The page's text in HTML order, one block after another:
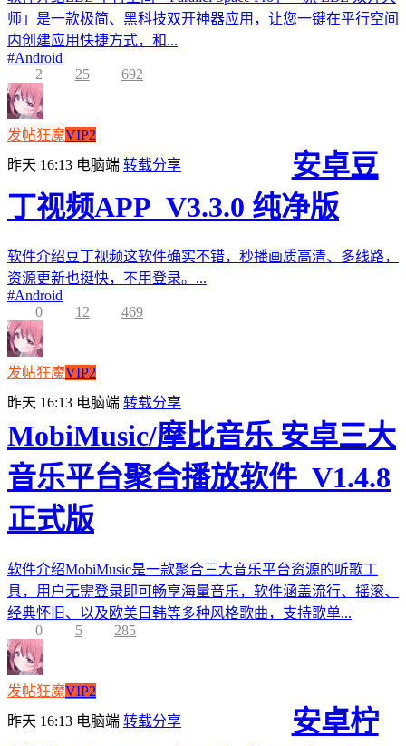
师」是一款极简、黑科技双开神器应用，让您一键在平行空间
内创建应用快捷方式，和...
#Android
2
25 692
发帖狂魔VIP2
昨天 16:13 电脑端 转载分享
安卓豆
丁视频APP_V3.3.0 纯净版
软件介绍豆丁视频这软件确实不错，秒播画质高清、多线路，
资源更新也挺快，不用登录。...
#Android
0
12 469
发帖狂魔VIP2
昨天 16:13 电脑端 转载分享
MobiMusic/摩比音乐 安卓三大
音乐平台聚合播放软件_V1.4.8
正式版
软件介绍MobiMusic是一款聚合三大音乐平台资源的听歌工
具，用户无需登录即可畅享海量音乐，软件涵盖流行、摇滚、
经典怀旧、以及欧美日韩等多种风格歌曲，支持歌单...
0
5 285
发帖狂魔VIP2
昨天 16:13 电脑端 转载分享
安卓柠